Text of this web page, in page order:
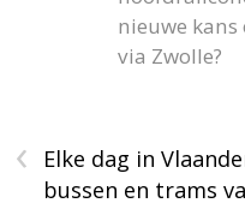
nieuwe
via Zwolle?
‹
Elke dag in
bussen en trams